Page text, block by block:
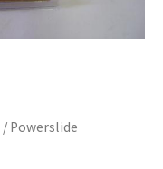
/ Powerslide